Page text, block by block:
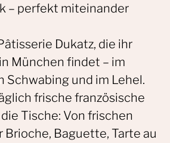
– perfekt miteinander
Dukatz, die ihr
München findet – im
Schwabing und im Lehel.
frische französische
Tische: Von frischen
Brioche, Baguette, Tarte au